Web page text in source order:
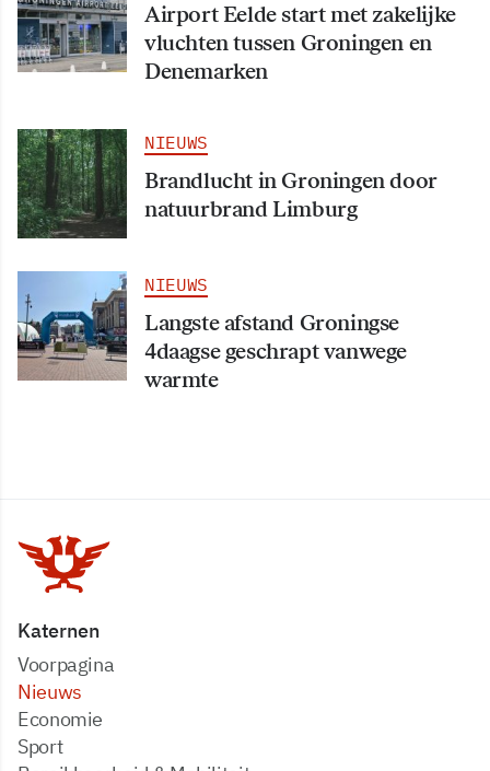
Airport Eelde start met zakelijke
vluchten tussen Groningen en
Denemarken
NIEUWS
Brandlucht in Groningen door
natuurbrand Limburg
NIEUWS
Langste afstand Groningse
4daagse geschrapt vanwege
warmte
Katernen
Voorpagina
Nieuws
Economie
Sport